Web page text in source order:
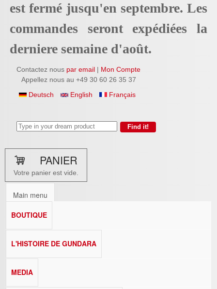
est fermé jusqu'en septembre. Les
commandes seront expédiées la
derniere semaine d'août.
Contactez nous par email | Mon Compte
Appellez nous au +49 30 60 26 35 37
PANIER
Votre panier est vide.
Deutsch English Français
Main menu
BOUTIQUE
L'HISTOIRE DE GUNDARA
MEDIA